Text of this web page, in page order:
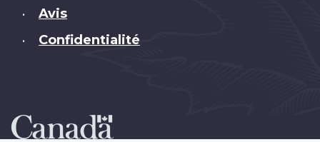
• Avis
• Confidentialité